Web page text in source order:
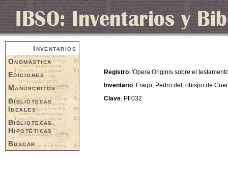
Inventarios
Onomástica
Ediciones
Manuscritos
Bibliotecas
Ideales
Bibliotecas
Hipotéticas
Buscar
Registro: 'Opera Originis sobre el
Inventario: Frago, Pedro del, obispo de
Clave: PF032